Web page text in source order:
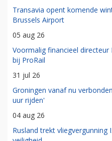
Transavia opent komende
Brussels Airport
05 aug 26
Voormalig financieel directeur
bij ProRail
31 jul 26
Groningen vanaf nu
uur rijden'
04 aug 26
Rusland trekt